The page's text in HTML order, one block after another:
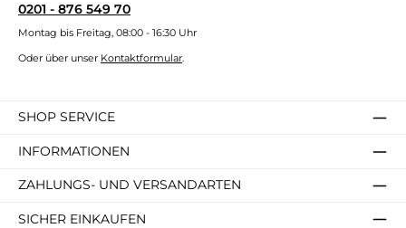
0201 - 876 549 70
Montag bis Freitag, 08:00 - 16:30 Uhr
Oder über unser Kontaktformular.
SHOP SERVICE
INFORMATIONEN
ZAHLUNGS- UND VERSANDARTEN
SICHER EINKAUFEN